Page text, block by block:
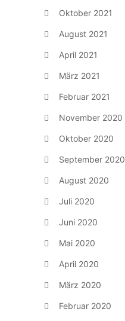
Oktober 2021
August 2021
April 2021
März 2021
Februar 2021
November 2020
Oktober 2020
September 2020
August 2020
Juli 2020
Juni 2020
Mai 2020
April 2020
März 2020
Februar 2020